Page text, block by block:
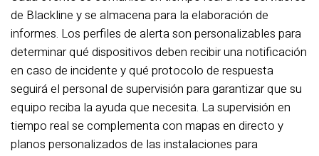
de Blackline y se almacena para la elaboración de
informes. Los perfiles de alerta son personalizables para
determinar qué dispositivos deben recibir una notificación
en caso de incidente y qué protocolo de respuesta
seguirá el personal de supervisión para garantizar que su
equipo reciba la ayuda que necesita. La supervisión en
tiempo real se complementa con mapas en directo y
planos personalizados de las instalaciones para